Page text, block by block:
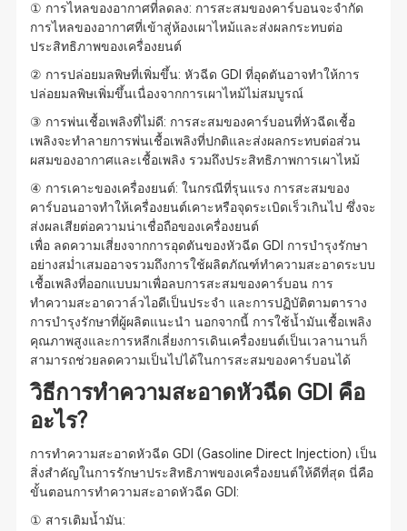
① การไหลของอากาศที่ลดลง: การสะสมของคาร์บอนจะจำกัด
การไหลของอากาศที่เข้าสู่ห้องเผาไหม้และส่งผลกระทบต่อ
ประสิทธิภาพของเครื่องยนต์
② การปล่อยมลพิษที่เพิ่มขึ้น: หัวฉีด GDI ที่อุดตันอาจทำให้การ
ปล่อยมลพิษเพิ่มขึ้นเนื่องจากการเผาไหม้ไม่สมบูรณ์
③ การพ่นเชื้อเพลิงที่ไม่ดี: การสะสมของคาร์บอนที่หัวฉีดเชื้อ
เพลิงจะทำลายการพ่นเชื้อเพลิงที่ปกติและส่งผลกระทบต่อส่วน
ผสมของอากาศและเชื้อเพลิง รวมถึงประสิทธิภาพการเผาไหม้
④ การเคาะของเครื่องยนต์: ในกรณีที่รุนแรง การสะสมของ
คาร์บอนอาจทำให้เครื่องยนต์เคาะหรือจุดระเบิดเร็วเกินไป ซึ่งจะ
ส่งผลเสียต่อความน่าเชื่อถือของเครื่องยนต์
เพื่อ ลดความเสี่ยงจากการอุดตันของหัวฉีด GDI การบำรุงรักษา
อย่างสม่ำเสมออาจรวมถึงการใช้ผลิตภัณฑ์ทำความสะอาดระบบ
เชื้อเพลิงที่ออกแบบมาเพื่อลบการสะสมของคาร์บอน การ
ทำความสะอาดวาล์วไอดีเป็นประจำ และการปฏิบัติตามตาราง
การบำรุงรักษาที่ผู้ผลิตแนะนำ นอกจากนี้ การใช้น้ำมันเชื้อเพลิง
คุณภาพสูงและการหลีกเลี่ยงการเดินเครื่องยนต์เป็นเวลานานก็
สามารถช่วยลดความเป็นไปได้ในการสะสมของคาร์บอนได้
วิธีการทำความสะอาดหัวฉีด GDI คือ
อะไร?
การทำความสะอาดหัวฉีด GDI (Gasoline Direct Injection) เป็น
สิ่งสำคัญในการรักษาประสิทธิภาพของเครื่องยนต์ให้ดีที่สุด นี่คือ
ขั้นตอนการทำความสะอาดหัวฉีด GDI:
① สารเติมน้ำมัน: